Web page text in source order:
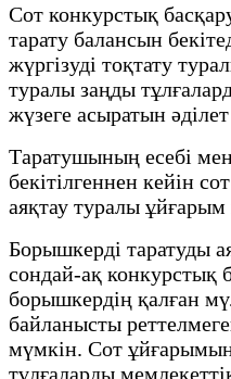
Сот конкурстық
тарату балансын
жүргізуді тоқтату
туралы заңды
жүзеге асыратын
Таратушының есебі
бекітілгеннен кейін
аяқтау туралы
Борышкерді таратуды
сондай-ақ конкурстық
борышкердің қалған
байланысты
мүмкін. Сот
тұлғаларды